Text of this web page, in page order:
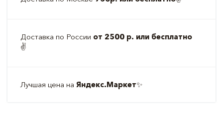
Доставка по России от 2500 р. или бесплатно
✌️
Лучшая цена на Яндекс.Маркет✨